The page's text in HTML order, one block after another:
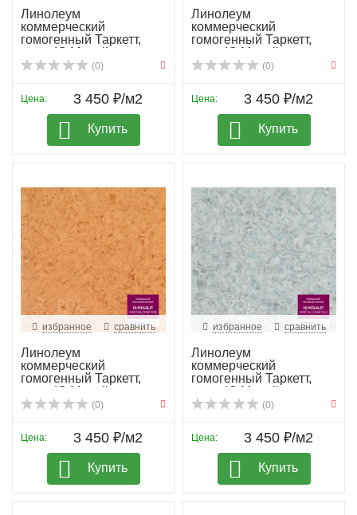
Линолеум
коммерческий
гомогенный Таркетт,
колл. IQ Megali...
(0)
Цена: 3 450 ₽/м2
Купить
Линолеум
коммерческий
гомогенный Таркетт,
колл. IQ Megali...
(0)
Цена: 3 450 ₽/м2
Купить
избранное сравнить
Линолеум
коммерческий
гомогенный Таркетт,
колл. IQ Megali...
(0)
Цена: 3 450 ₽/м2
Купить
избранное сравнить
Линолеум
коммерческий
гомогенный Таркетт,
колл. IQ Megali...
(0)
Цена: 3 450 ₽/м2
Купить